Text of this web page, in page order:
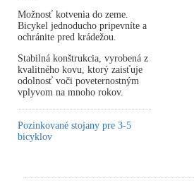
Možnosť kotvenia do zeme.
Bicykel jednoducho pripevníte a
ochránite pred krádežou.
Stabilná konštrukcia, vyrobená z
kvalitného kovu, ktorý zaisťuje
odolnosť voči poveternostným
vplyvom na mnoho rokov.
Pozinkované stojany pre 3-5
bicyklov